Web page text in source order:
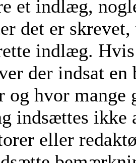
et indlæg,
det er
indlæg.
der indsat
og hvor mange
indsættes ikke
eller